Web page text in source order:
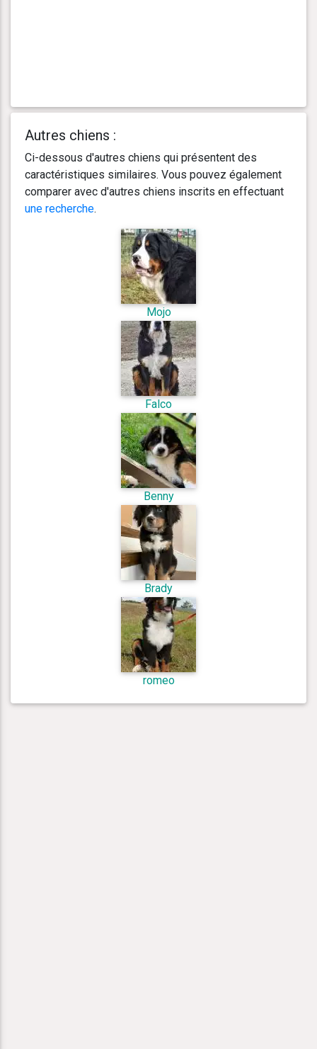
Autres chiens :
Ci-dessous d'autres chiens qui présentent des
caractéristiques similaires. Vous pouvez également
comparer avec d'autres chiens inscrits en effectuant
une recherche.
Mojo
Falco
Benny
Brady
romeo